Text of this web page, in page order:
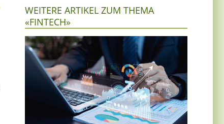
WEITERE ARTIKEL ZUM THEMA
«FINTECH»